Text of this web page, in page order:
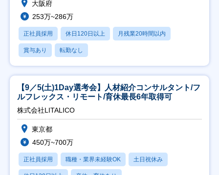
大阪府
253万~286万
正社員採用 休日120日以上 月残業20時間以内
賞与あり 転勤なし
【9／5(土)1Day選考会】人材紹介コンサルタント/フ
ルフレックス・リモート/育休最長6年取得可
株式会社LITALICO
東京都
450万~700万
正社員採用 職種・業界未経験OK 土日祝休み